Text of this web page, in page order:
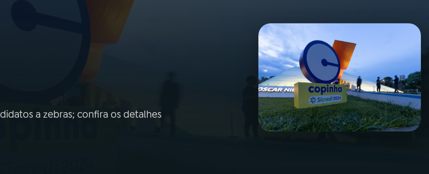
a zebras; confira os detalhes